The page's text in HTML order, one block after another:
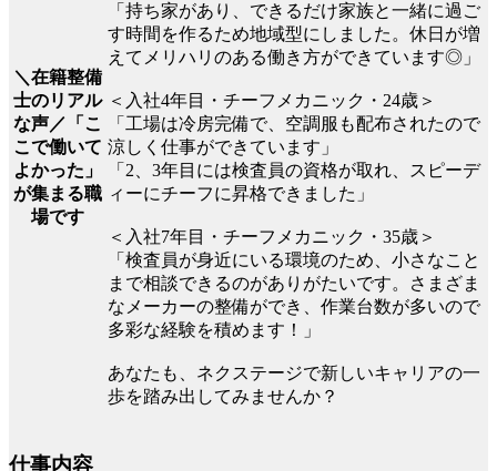
＼在籍整備
士のリアル
な声／「こ
こで働いて
よかった」
が集まる職
場です
「持ち家があり、できるだけ家族と一緒に過ご
す時間を作るため地域型にしました。休日が増
えてメリハリのある働き方ができています◎」
＜入社4年目・チーフメカニック・24歳＞
「工場は冷房完備で、空調服も配布されたので
涼しく仕事ができています」
「2、3年目には検査員の資格が取れ、スピーデ
ィーにチーフに昇格できました」
＜入社7年目・チーフメカニック・35歳＞
「検査員が身近にいる環境のため、小さなこと
まで相談できるのがありがたいです。さまざま
なメーカーの整備ができ、作業台数が多いので
多彩な経験を積めます！」
あなたも、ネクステージで新しいキャリアの一
歩を踏み出してみませんか？
仕事内容